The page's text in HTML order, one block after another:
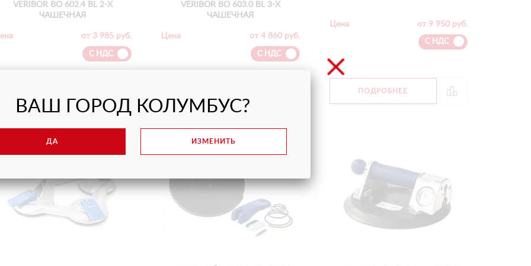
VERIBOR ВО 602.4 BL 2-Х
ЧАШЕЧНАЯ
от 3 985 руб.
С НДС
VERIBOR ВО 603.0 BL 3-Х
ЧАШЕЧНАЯ
Цена от 4 860 руб.
С НДС
Цена от 9 950 руб.
С НДС
ПОДРОБНЕЕ
ВАШ ГОРОД КОЛУМБУС?
ДА ИЗМЕНИТЬ